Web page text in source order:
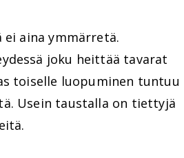
aina ymmärretä.
joku heittää tavarat
toiselle luopuminen tuntuu
Usein taustalla on tiettyjä